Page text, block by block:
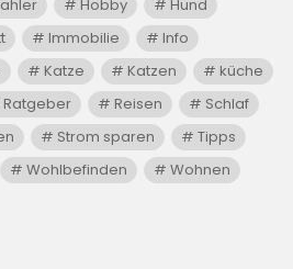
Hobby
Hund
Immobilie
Info
Katze Katzen
küche
Ratgeber Reisen
Schlaf
Strom sparen
Tipps
Wohlbefinden
Wohnen